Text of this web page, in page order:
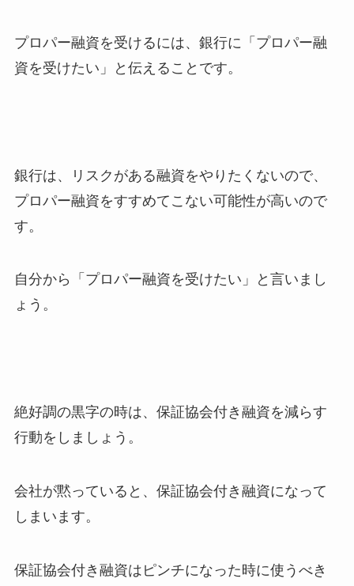
プロパー融資を受けるには、銀行に「プロパー融
資を受けたい」と伝えることです。
銀行は、リスクがある融資をやりたくないので、
プロパー融資をすすめてこない可能性が高いので
す。
自分から「プロパー融資を受けたい」と言いまし
ょう。
絶好調の黒字の時は、保証協会付き融資を減らす
行動をしましょう。
会社が黙っていると、保証協会付き融資になって
しまいます。
保証協会付き融資はピンチになった時に使うべき